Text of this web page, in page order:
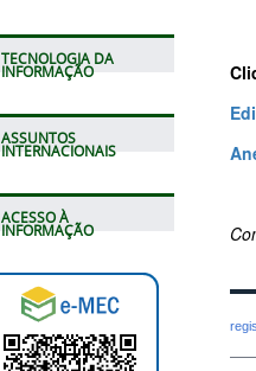
TECNOLOGIA DA
INFORMAÇÃO
ASSUNTOS
INTERNACIONAIS
ACESSO À
INFORMAÇÃO